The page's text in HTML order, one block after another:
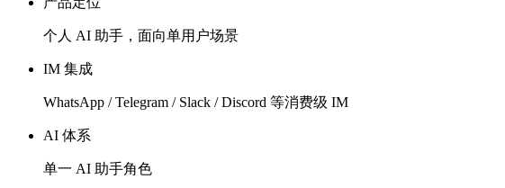
个人 AI 助手，面向单用户场景
IM 集成
WhatsApp / Telegram / Slack / Discord 等消费级 IM
AI 体系
单一 AI 助手角色